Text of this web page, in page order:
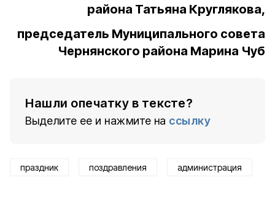
района Татьяна Круглякова,
председатель Муниципального совета
Чернянского района Марина Чуб
Нашли опечатку в тексте?
Выделите ее и нажмите на ссылку
праздник поздравления администрация